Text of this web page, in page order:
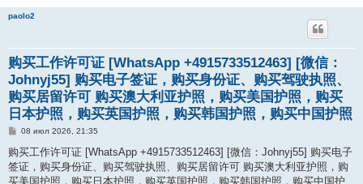
paolo2
购买工作许可证 [WhatsApp +4915733512463] [微信：
Johnyj55] 购买电子签证，购买身份证、购买驾驶执照、
购买居留许可 购买澳大利亚护照，购买美国护照，购买
日本护照，购买英国护照，购买韩国护照，购买中国护照
С
о
б
щ
е
08 июл 2026, 21:35
购买工作许可证 [WhatsApp +4915733512463] [微信：Johnyj55] 购买电子
签证，购买身份证、购买驾驶执照、购买居留许可 购买澳大利亚护照，购
买美国护照，购买日本护照，购买英国护照，购买韩国护照，购买中国护